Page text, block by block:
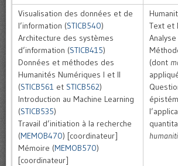
Visualisation des données et de
l’information (STICB540)
Architecture des systèmes
d’information (STICB415)
Données et méthodes des
Humanités Numériques I et II
(STICB561 et STICB562)
Introduction au Machine Learning
(STICB535)
Travail d’initiation à la recherche
(MEMOB470) [coordinateur]
Mémoire (MEMOB570)
[coordinateur]
Text et
(dont